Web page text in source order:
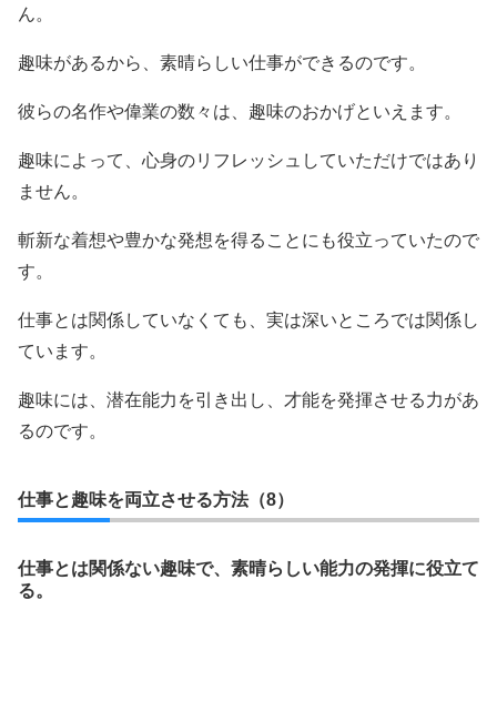
ん。
趣味があるから、素晴らしい仕事ができるのです。
彼らの名作や偉業の数々は、趣味のおかげといえます。
趣味によって、心身のリフレッシュしていただけではあり
ません。
斬新な着想や豊かな発想を得ることにも役立っていたので
す。
仕事とは関係していなくても、実は深いところでは関係し
ています。
趣味には、潜在能力を引き出し、才能を発揮させる力があ
るのです。
仕事と趣味を両立させる方法（8）
仕事とは関係ない趣味で、素晴らしい能力の発揮に役立て
る。